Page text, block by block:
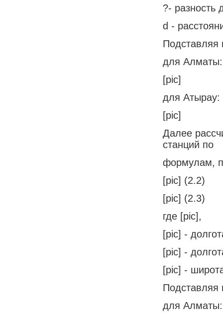
?- разность
d -
для Алматы:
[pic]
для Атырау:
[pic]
Далее
станций по
формулам,
[pic] (2.2)
[pic] (2.3)
где [pic],
[pic] -
[pic] -
[pic] -
для Алматы: